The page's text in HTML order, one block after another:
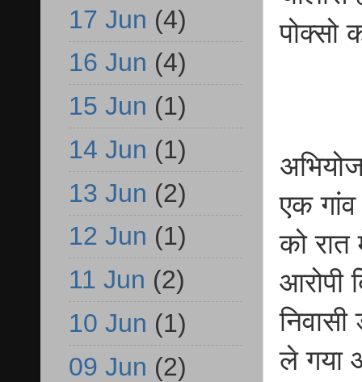
पोक्सो
एक गांव
को
आरोपी
ले गया
17 Jun (4)
16 Jun (4)
15 Jun (1)
14 Jun (1)
13 Jun (2)
12 Jun (1)
11 Jun (2)
10 Jun (1)
09 Jun (2)